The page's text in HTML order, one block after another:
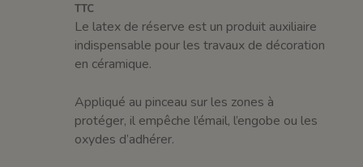
TTC
Le latex de réserve est un produit auxiliaire
indispensable pour les travaux de décoration
en céramique.
Appliqué au pinceau sur les zones à
protéger, il empêche l’émail, l’engobe ou les
oxydes d’adhérer.